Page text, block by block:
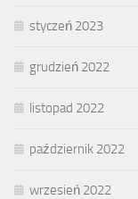
styczeń 2023
grudzień 2022
listopad 2022
październik 2022
wrzesień 2022